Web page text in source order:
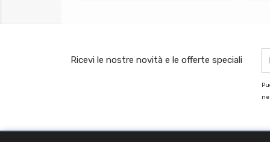
Ricevi le nostre novità e le offerte speciali